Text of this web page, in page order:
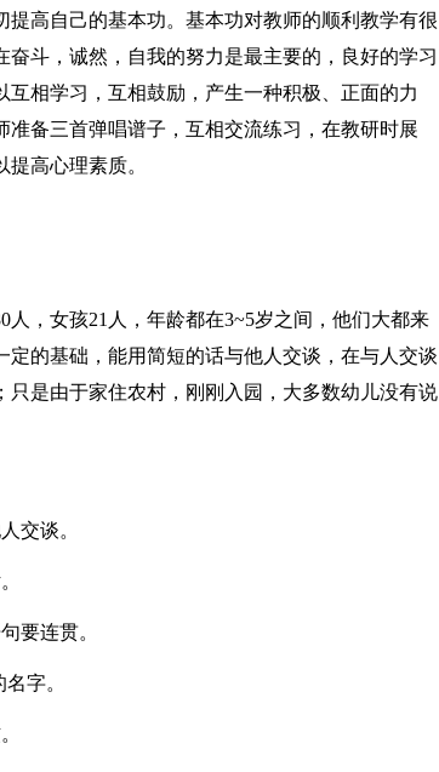
高自己的基本功。基本功对教师的顺利教学有很
斗，诚然，自我的努力是最主要的，良好的学习
相学习，互相鼓励，产生一种积极、正面的力
备三首弹唱谱子，互相交流练习，在教研时展
高心理素质。
，女孩21人，年龄都在3~5岁之间，他们大都来
的基础，能用简短的话与他人交谈，在与人交谈
是由于家住农村，刚刚入园，大多数幼儿没有说
交谈。
要连贯。
字。